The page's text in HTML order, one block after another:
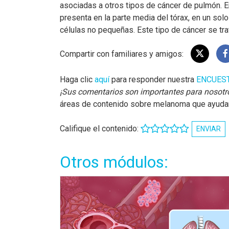
asociadas a otros tipos de cáncer de pulmón.
presenta en la parte media del tórax, en un
células no pequeñas. Este tipo de cáncer se
Compartir con familiares y amigos:
Haga clic aquípara responder nuestra
¡Sus comentarios son importantes para
áreas de contenido sobre melanoma que
Califique el contenido: ENVIAR
Otros módulos: